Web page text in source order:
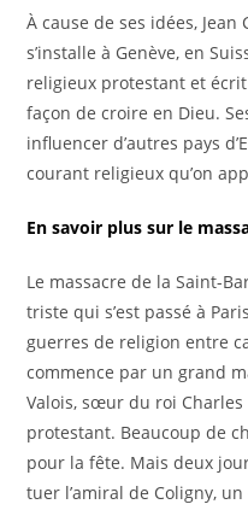
À cause de ses idées,
s’installe à Genève, en
religieux protestant et
façon de croire en Dieu.
influencer d’autres pays
courant religieux qu’on
En savoir plus sur le
Le massacre de la Saint-
triste qui s’est passé à
guerres de religion entre
commence par un grand
Valois, sœur du roi
protestant. Beaucoup de
pour la fête. Mais deux
tuer l’amiral de Coligny,